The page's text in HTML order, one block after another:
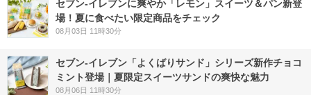
セブン‐イレブンに爽やか「レモン」スイーツ＆パン新登
場！夏に食べたい限定商品をチェック
08月03日 11時30分
セブン‐イレブン「よくばりサンド」シリーズ新作チョコ
ミント登場｜夏限定スイーツサンドの爽快な魅力
08月06日 11時30分